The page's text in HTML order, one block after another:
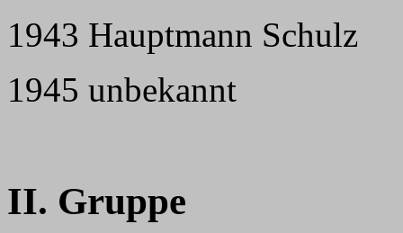
1943 Hauptmann Schulz
1945 unbekannt
II. Gruppe